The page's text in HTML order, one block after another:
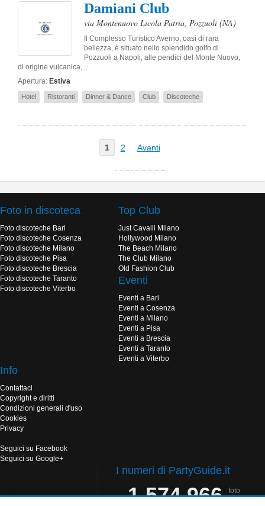
Damiani Club
via Montenuovo Licola Patria, Pozzuoli (NA)
Il Complesso Turistico Averno, oasi di rara
bellezza, è situato nello splendido golfo di
Pozzuoli a Napoli, alle pendici del Monte Nuovo,
di origine vulcanica,...
Apertura: Estiva
Hotel Ristoranti Dinner & Dance Club Discoteche
1 2 Avanti
Foto in discoteca
Foto discoteche Bari
Foto discoteche Cosenza
Foto discoteche Milano
Foto discoteche Pisa
Foto discoteche Brescia
Foto discoteche Taranto
Foto discoteche Viterbo
Top Club
Just Cavalli Milano
Hollywood Milano
The Beach Milano
The Club Milano
Old Fashion Club
Eventi
Eventi a Bari
Eventi a Cosenza
Eventi a Milano
Eventi a Pisa
Eventi a Brescia
Eventi a Taranto
Eventi a Viterbo
Info
Contattaci
Copyright e diritti
Condizioni generali d'uso
Cookies
Privacy
Seguici su Facebook
Seguici su Google+
I numeri di PartyGuide.it
1.574.966
foto
pubblicate